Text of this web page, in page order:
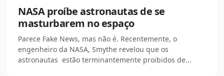
NASA proíbe astronautas de se
masturbarem no espaço
Parece Fake News, mas não é. Recentemente, o
engenheiro da NASA, Smythe revelou que os
astronautas estão terminantemente proibidos de...